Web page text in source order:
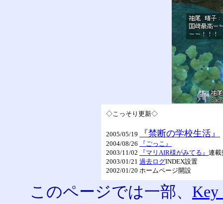
◇こっそり更新◇
2005/05/19 『禁断の学校生活』
2004/08/26
『ごっこ』
2003/11/02
『マリAIR様がみてる』 連載
2003/01/21 過去ログINDEX設置
2002/01/20 ホームページ開設
このページでは一部、 Key